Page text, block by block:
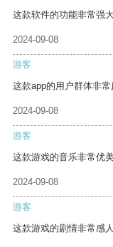
这款软件的功能非常强
2024-09-08
游客
这款app的用户群体非
2024-09-08
游客
这款游戏的音乐非常优
2024-09-08
游客
这款游戏的剧情非常感